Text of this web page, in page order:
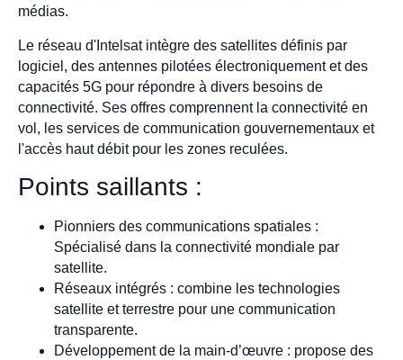
médias.
Le réseau d'Intelsat intègre des satellites définis par
logiciel, des antennes pilotées électroniquement et des
capacités 5G pour répondre à divers besoins de
connectivité. Ses offres comprennent la connectivité en
vol, les services de communication gouvernementaux et
l'accès haut débit pour les zones reculées.
Points saillants :
Pionniers des communications spatiales :
Spécialisé dans la connectivité mondiale par
satellite.
Réseaux intégrés : combine les technologies
satellite et terrestre pour une communication
transparente.
Développement de la main-d’œuvre : propose des